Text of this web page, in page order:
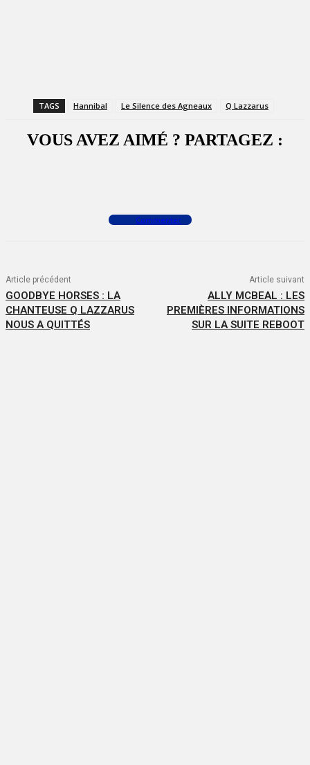
TAGS Hannibal Le Silence des Agneaux Q Lazzarus
VOUS AVEZ AIMÉ ? PARTAGEZ :
Commenter
Article précédent
GOODBYE HORSES : LA
CHANTEUSE Q LAZZARUS
NOUS A QUITTÉS
Article suivant
ALLY MCBEAL : LES
PREMIÈRES INFORMATIONS
SUR LA SUITE REBOOT